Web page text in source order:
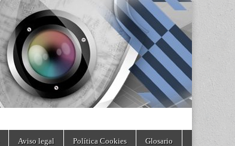
Aviso legal Política Cookies Glosario